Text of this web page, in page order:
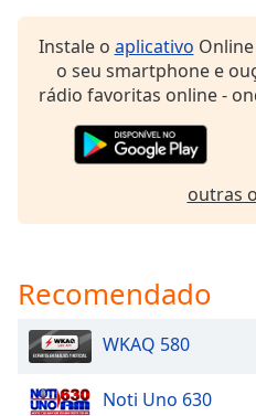
Background
Color
Opacity
Opacity
Font
Size
Instale o aplicativo
o seu smartphone e
rádio favoritas online -
outras
Recomendado
WKAQ 580
Noti Uno 630